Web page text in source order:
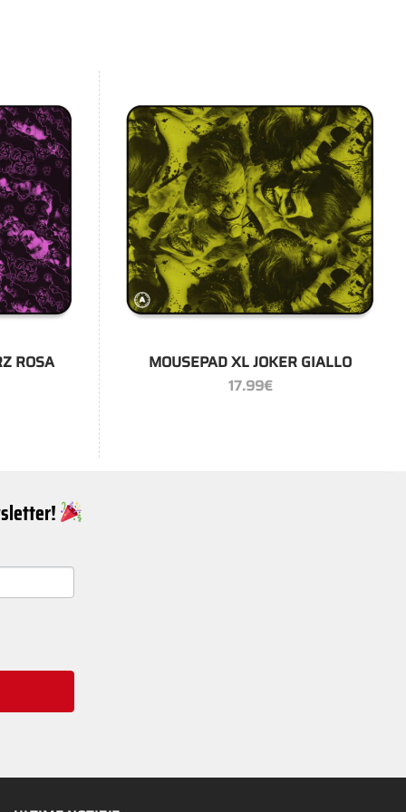
ROSA
MOUSEPAD XL JOKER GIALLO
17.99€